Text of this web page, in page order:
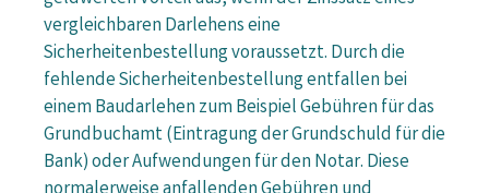
vergleichbaren Darlehens eine
Sicherheitenbestellung voraussetzt. Durch die
fehlende Sicherheitenbestellung entfallen bei
einem Baudarlehen zum Beispiel Gebühren für das
Grundbuchamt (Eintragung der Grundschuld für die
Bank) oder Aufwendungen für den Notar. Diese